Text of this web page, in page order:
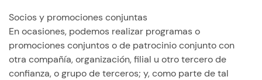
Socios y promociones conjuntas
En ocasiones, podemos realizar programas o
promociones conjuntos o de patrocinio conjunto con
otra compañía, organización, filial u otro tercero de
confianza, o grupo de terceros; y, como parte de tal